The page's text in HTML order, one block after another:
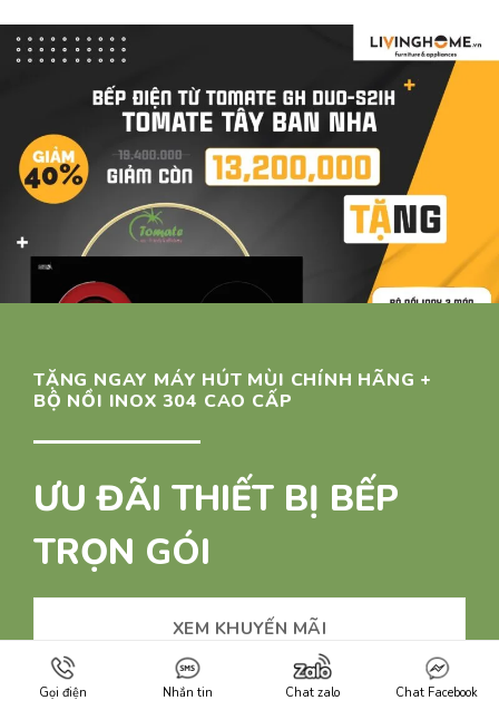
TẶNG NGAY MÁY HÚT MÙI CHÍNH HÃNG +
BỘ NỒI INOX 304 CAO CẤP
ƯU ĐÃI THIẾT BỊ BẾP
TRỌN GÓI
XEM KHUYẾN MÃI
LIÊN HỆ TƯ VẤN
Gọi điện Nhắn tin Chat zalo Chat Facebook